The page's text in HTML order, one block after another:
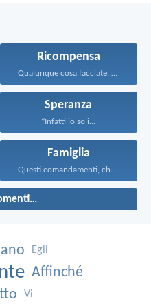
Ricompensa
Qualunque cosa facciate, fatela...
Speranza
“Infatti io so i...
Famiglia
Questi comandamenti, che oggi...
Egli
Affinché
Vi